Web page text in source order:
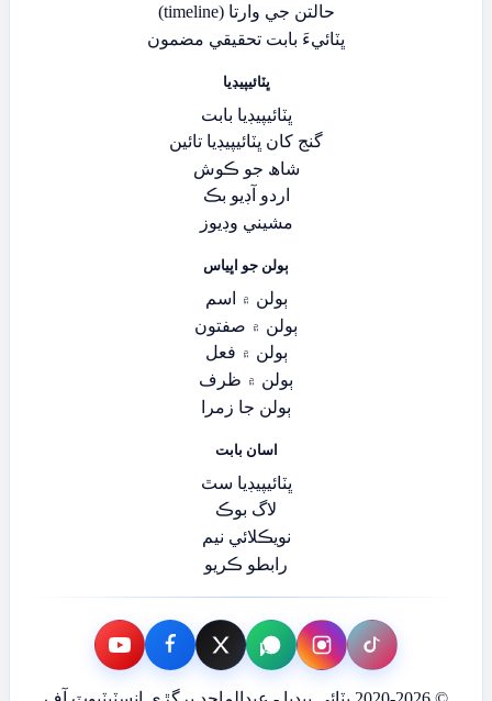
حالتن جي وارتا (timeline)
ڀٽائيءَ بابت تحقيقي مضمون
ڀٽائيپيڊيا
ڀٽائيپيڊيا بابت
گنج کان ڀٽائيپيڊيا تائين
شاھ جو ڪوش
اردو آڊيو بڪ
مشيني وڊيوز
ٻولن جو اڀياس
ٻولن ۾ اسم
ٻولن ۾ صفتون
ٻولن ۾ فعل
ٻولن ۾ ظرف
ٻولن جا زمرا
اسان بابت
ڀٽائيپيڊيا سٿ
لاگ بوڪ
نويڪلائي نيم
رابطو ڪريو